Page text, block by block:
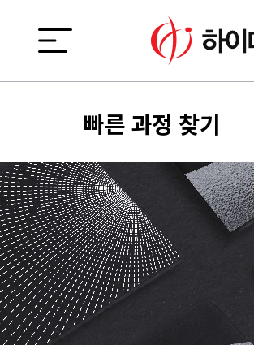
빠른 과정 찾기